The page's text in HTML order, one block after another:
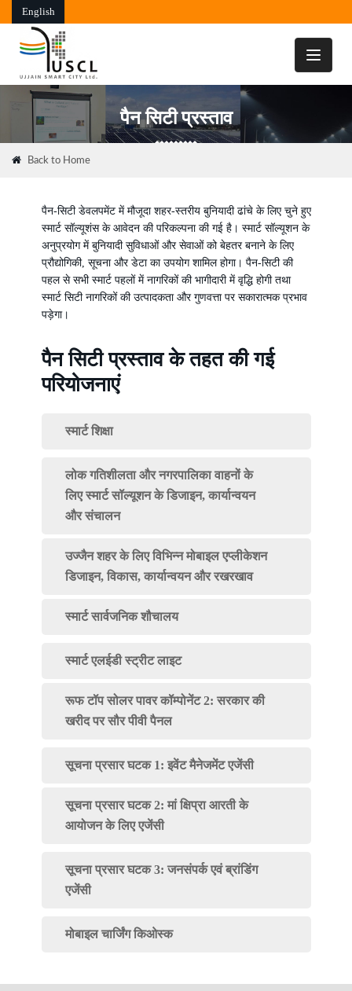
English
Toggle
पैन सिटी प्रस्ताव
Back to Home
पैन-सिटी डेवलपमेंट में मौजूदा शहर-स्तरीय बुनियादी ढांचे के लिए चुने हुए
स्मार्ट सॉल्यूशंस के आवेदन की परिकल्पना की गई है। स्मार्ट सॉल्यूशन के
अनुप्रयोग में बुनियादी सुविधाओं और सेवाओं को बेहतर बनाने के लिए
प्रौद्योगिकी, सूचना और डेटा का उपयोग शामिल होगा। पैन-सिटी की
पहल से सभी स्मार्ट पहलों में नागरिकों की भागीदारी में वृद्धि होगी तथा
स्मार्ट सिटी नागरिकों की उत्पादकता और गुणवत्ता पर सकारात्मक प्रभाव
पड़ेगा।
पैन सिटी प्रस्ताव के तहत की गई
परियोजनाएं
स्मार्ट शिक्षा
लोक गतिशीलता और नगरपालिका वाहनों के
लिए स्मार्ट सॉल्यूशन के डिजाइन, कार्यान्वयन
और संचालन
उज्जैन शहर के लिए विभिन्न मोबाइल एप्लीकेशन
डिजाइन, विकास, कार्यान्वयन और रखरखाव
स्मार्ट सार्वजनिक शौचालय
स्मार्ट एलईडी स्ट्रीट लाइट
रूफ टॉप सोलर पावर कॉम्पोनेंट 2: सरकार की
खरीद पर सौर पीवी पैनल
सूचना प्रसार घटक 1: इवेंट मैनेजमेंट एजेंसी
सूचना प्रसार घटक 2: मां क्षिप्रा आरती के
आयोजन के लिए एजेंसी
सूचना प्रसार घटक 3: जनसंपर्क एवं ब्रांडिंग
एजेंसी
मोबाइल चार्जिंग किओस्क